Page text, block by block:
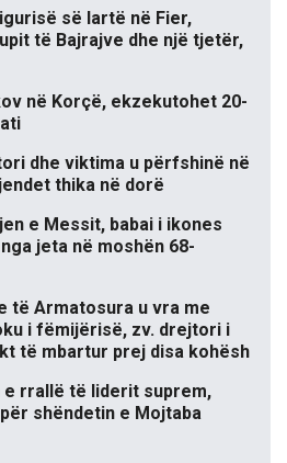
së lartë në Fier,
të Bajrajve dhe një tjetër,
në Korçë, ekzekutohet 20-
dhe viktima u përfshinë në
thika në dorë
e Messit, babai i ikones
jeta në moshën 68-
të Armatosura u vra me
i fëmijërisë, zv. drejtori i
të mbartur prej disa kohësh
e rrallë të liderit suprem,
shëndetin e Mojtaba